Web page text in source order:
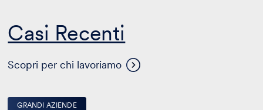
Casi Recenti
Scopri per chi lavoriamo
GRANDI AZIENDE